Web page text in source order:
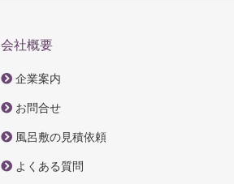
会社概要
企業案内
お問合せ
風呂敷の見積依頼
よくある質問